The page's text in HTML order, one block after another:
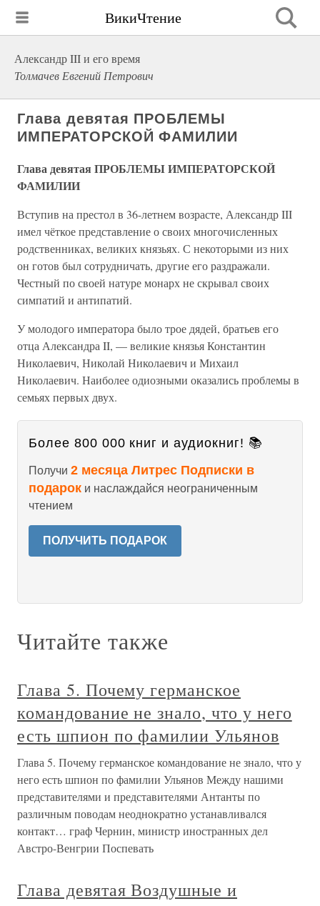
ВикиЧтение
Александр III и его время
Толмачев Евгений Петрович
Глава девятая ПРОБЛЕМЫ
ИМПЕРАТОРСКОЙ ФАМИЛИИ
Глава девятая ПРОБЛЕМЫ ИМПЕРАТОРСКОЙ
ФАМИЛИИ
Вступив на престол в 36-летнем возрасте, Александр III
имел чёткое представление о своих многочисленных
родственниках, великих князьях. С некоторыми из них
он готов был сотрудничать, другие его раздражали.
Честный по своей натуре монарх не скрывал своих
симпатий и антипатий.
У молодого императора было трое дядей, братьев его
отца Александра II, — великие князья Константин
Николаевич, Николай Николаевич и Михаил
Николаевич. Наиболее одиозными оказались проблемы в
семьях первых двух.
Более 800 000 книг и аудиокниг! 📚
Получи 2 месяца Литрес Подписки в
подарок и наслаждайся неограниченным
чтением
ПОЛУЧИТЬ ПОДАРОК
Читайте также
Глава 5. Почему германское
командование не знало, что у него
есть шпион по фамилии Ульянов
Глава 5. Почему германское командование не знало, что у
него есть шпион по фамилии Ульянов Между нашими
представителями и представителями Антанты по
различным поводам неоднократно устанавливался
контакт… граф Чернин, министр иностранных дел
Австро-Венгрии Поспевать
Глава девятая Воздушные и